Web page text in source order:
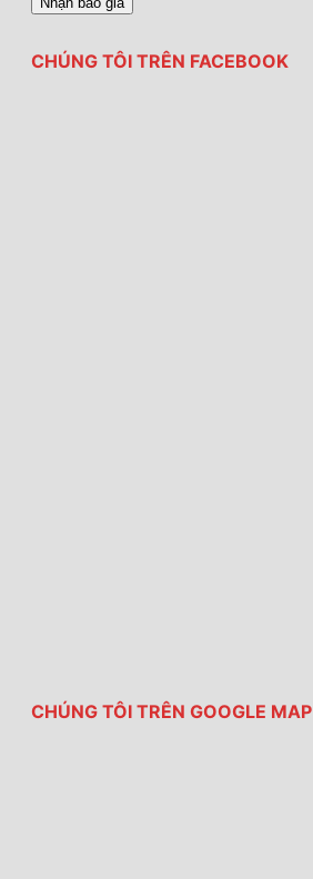
CHÚNG TÔI TRÊN FACEBOOK
CHÚNG TÔI TRÊN GOOGLE MAP